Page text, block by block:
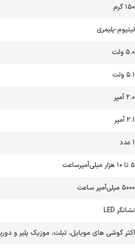
150 گرم
لیتیوم-پلیمری
5.0 ولت
5.1 ولت
2.0 آمپر
2.1 آمپر
1 عدد
5 تا 10 هزار میلی‌آمپر‌ساعت
5000 میلی‌آمپر ساعت
نشانگر LED
اكثر گوشی های موبایل، تبلت، موزیك پلیر و